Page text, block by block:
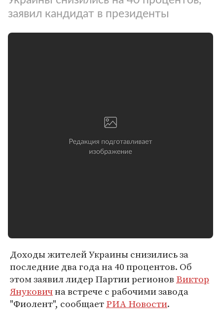
заявил кандидат в президенты
Доходы жителей Украины снизились за
последние два года на 40 процентов. Об
этом заявил лидер Партии регионов Виктор
Януковична встрече с рабочими завода
"Фиолент", сообщаетРИА Новости.